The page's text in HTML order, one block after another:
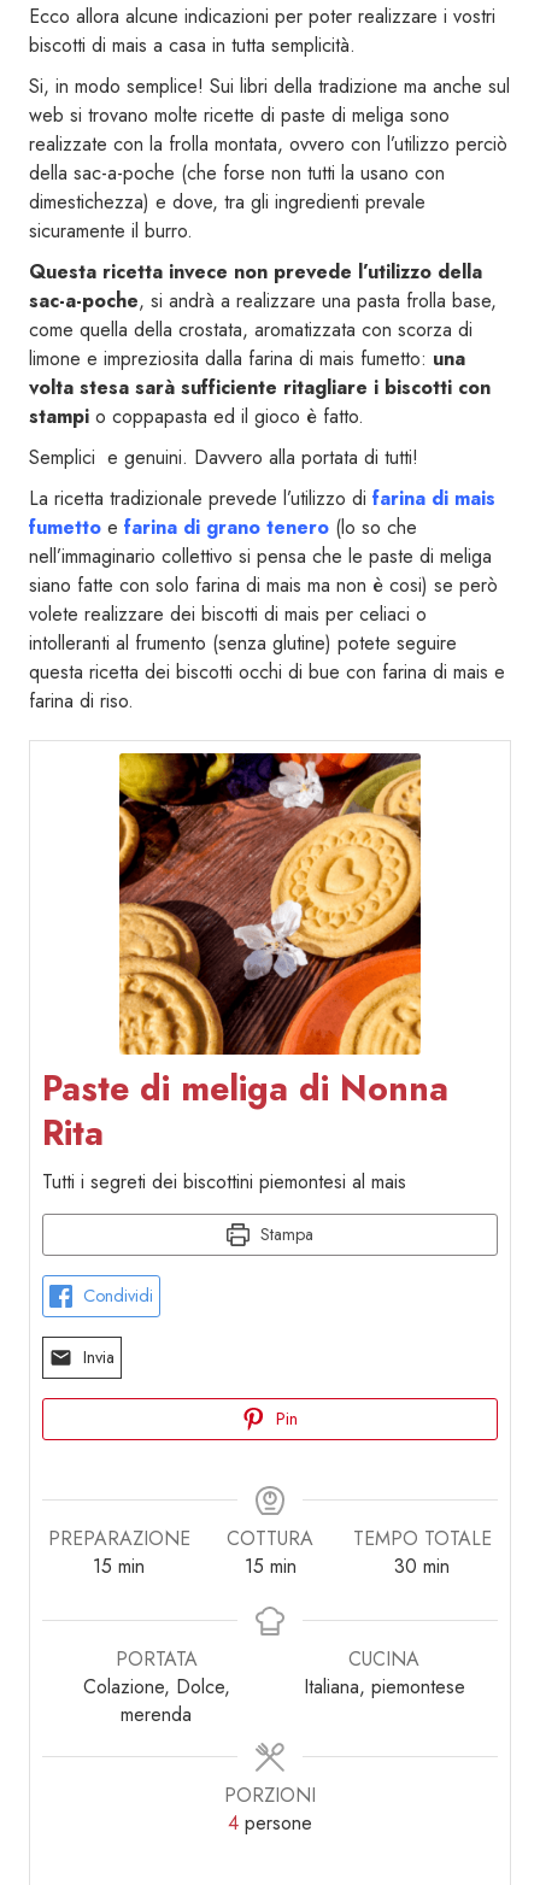
Ecco allora alcune indicazioni per poter realizzare i vostri
biscotti di mais a casa in tutta semplicità.
Si, in modo semplice! Sui libri della tradizione ma anche sul
web si trovano molte ricette di paste di meliga sono
realizzate con la frolla montata, ovvero con l’utilizzo perciò
della sac-a-poche (che forse non tutti la usano con
dimestichezza) e dove, tra gli ingredienti prevale
sicuramente il burro.
Questa ricetta invece non prevede l’utilizzo della
sac-a-poche, si andrà a realizzare una pasta frolla base,
come quella della crostata, aromatizzata con scorza di
limone e impreziosita dalla farina di mais fumetto: una
volta stesa sarà sufficiente ritagliare i biscotti con
stampi o coppapasta ed il gioco è fatto.
Semplici e genuini. Davvero alla portata di tutti!
La ricetta tradizionale prevede l’utilizzo di farina di mais
fumetto e farina di grano tenero (lo so che
nell’immaginario collettivo si pensa che le paste di meliga
siano fatte con solo farina di mais ma non è cosi) se però
volete realizzare dei biscotti di mais per celiaci o
intolleranti al frumento (senza glutine) potete seguire
questa ricetta dei biscotti occhi di bue con farina di mais e
farina di riso.
Paste di meliga di Nonna
Rita
Tutti i segreti dei biscottini piemontesi al mais
Stampa
Condividi
Invia
Pin
PREPARAZIONE
15minuti
min
COTTURA
15minuti
min
TEMPO TOTALE
30 minuti
min
PORTATA
Colazione, Dolce,
merenda
CUCINA
Italiana, piemontese
PORZIONI
4 persone